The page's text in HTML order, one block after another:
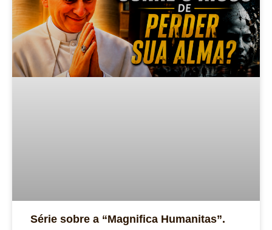
Série sobre a “Magnifica Humanitas”.